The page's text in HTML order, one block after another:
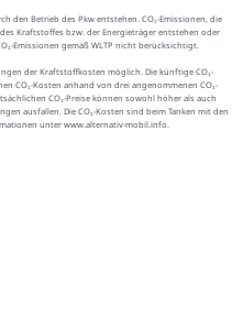
den Betrieb des Pkw entstehen. CO₂-Emissionen, die
Kraftstoffes bzw. der Energieträger entstehen oder
Emissionen gemäß WLTP nicht berücksichtigt.
der Kraftstoffkosten möglich. Die künftige CO₂-
CO₂-Kosten anhand von drei angenommenen CO₂-
CO₂-Preise können sowohl höher als auch
ausfallen. Die CO₂-Kosten sind beim Tanken mit den
unter www.alternativ-mobil.info.